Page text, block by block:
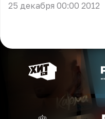
25 декабря 00:00 2012